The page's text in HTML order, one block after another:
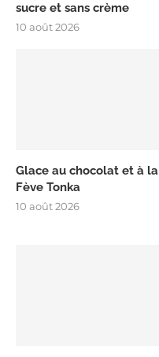
sucre et sans crème
10 août 2026
Glace au chocolat et à la
Fève Tonka
10 août 2026